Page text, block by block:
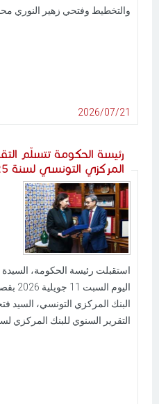
والتخطيط وفتحي زهير النوري
2026/07/21
رئيسة الحكومة تتسلّم
المركزي التونسي لسنة 2025
استقبلت رئيسة الحكومة،
اليوم
البنك المركزي التونسي، السيد
التقرير السنوي للبنك المركزي لسنة